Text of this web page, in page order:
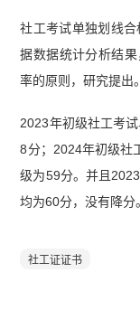
社工考试单独划线
据数据统计分析结
率的原则，研究提出。
2023年初级社工考
8分；2024年初级社
级为59分。并且
均为60分，没有降分
社工证证书